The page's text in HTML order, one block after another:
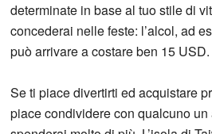
determinate in base al tuo stile di
concederai nelle feste: l’alcol, ad
può arrivare a costare ben 15 USD.
Se ti piace divertirti ed acquistare
piace condividere con qualcuno un